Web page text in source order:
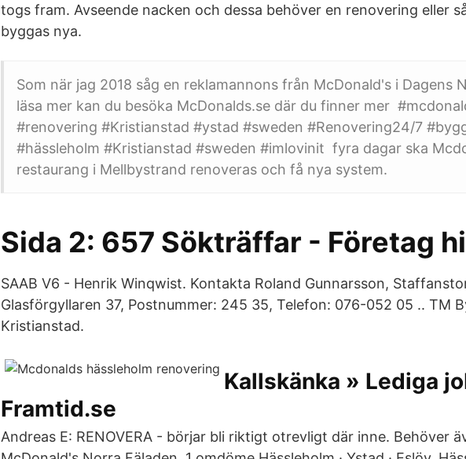
togs fram. Avseende nacken och dessa behöver en renovering eller
byggas nya.
Som när jag 2018 såg en reklamannons från McDonald's i Dagens
läsa mer kan du besöka McDonalds.se där du finner mer
#renovering #Kristianstad #ystad #sweden #Renovering24/7
#hässleholm #Kristianstad #sweden #imlovinit fyra dagar ska
restaurang i Mellbystrand renoveras och få nya system.
Sida 2: 657 Sökträffar - Företag
SAAB V6 - Henrik Winqwist. Kontakta Roland Gunnarsson,
Glasförgyllaren 37, Postnummer: 245 35, Telefon: 076-052 05 .. TM
Kristianstad.
Kallskänka » Lediga
Framtid.se
Andreas E: RENOVERA - börjar bli riktigt otrevligt där inne. Behöver